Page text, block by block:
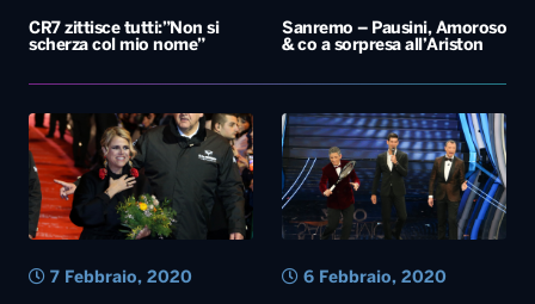
CR7 zittisce tutti:”Non si
scherza col mio nome”
Sanremo – Pausini, Amoroso
& co a sorpresa all’Ariston
7 Febbraio, 2020 6 Febbraio, 2020